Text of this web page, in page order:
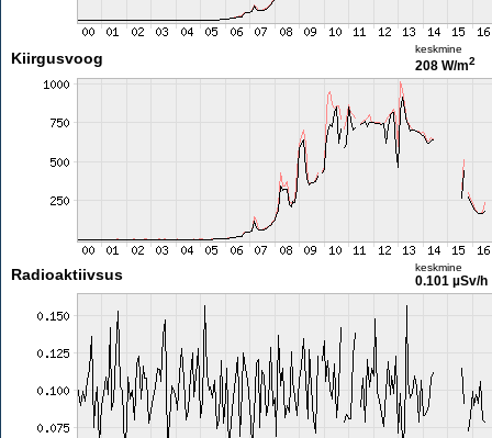
Kiirgusvoog
keskmine
208 W/m2
Radioaktiivsus keskmine
0.101 µSv/h